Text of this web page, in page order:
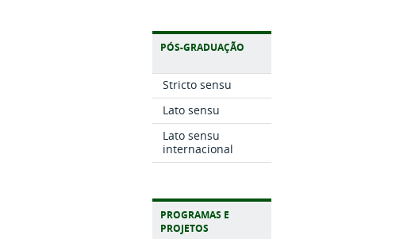
PÓS-GRADUAÇÃO
Stricto sensu
Lato sensu
Lato sensu
internacional
PROGRAMAS E
PROJETOS